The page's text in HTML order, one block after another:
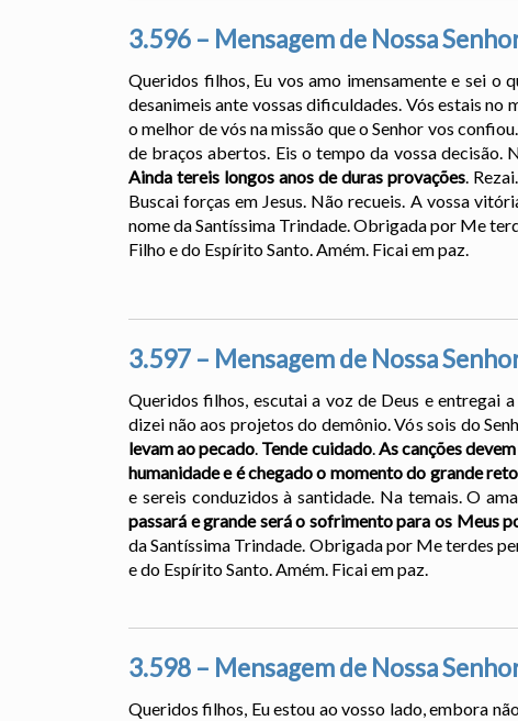
3.596 – Mensagem de Nossa
Queridos filhos, Eu vos amo imensamente e sei o
desanimeis ante vossas dificuldades. Vós estais no
o melhor de vós na missão que o Senhor vos
de braços abertos. Eis o tempo da vossa decisão.
Ainda tereis longos anos de duras provações.
Buscai forças em Jesus. Não recueis. A vossa
nome da Santíssima Trindade. Obrigada por Me
Filho e do Espírito Santo. Amém. Ficai em paz.
3.597 – Mensagem de Nossa
Queridos filhos, escutai a voz de Deus e entregai
dizei não aos projetos do demônio. Vós sois do
levam ao pecado. Tende cuidado.As canções
humanidade e é chegado o momento do grande
e sereis conduzidos à santidade. Na temais. O
passará e grande será o sofrimento para os Meus
da Santíssima Trindade. Obrigada por Me terdes
e do Espírito Santo. Amém. Ficai em paz.
3.598 – Mensagem de Nossa
Queridos filhos, Eu estou ao vosso lado, embora